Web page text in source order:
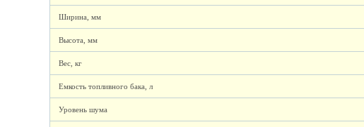
Ширина, мм
Высота, мм
Вес, кг
Емкость топливного бака, л
Уровень шума